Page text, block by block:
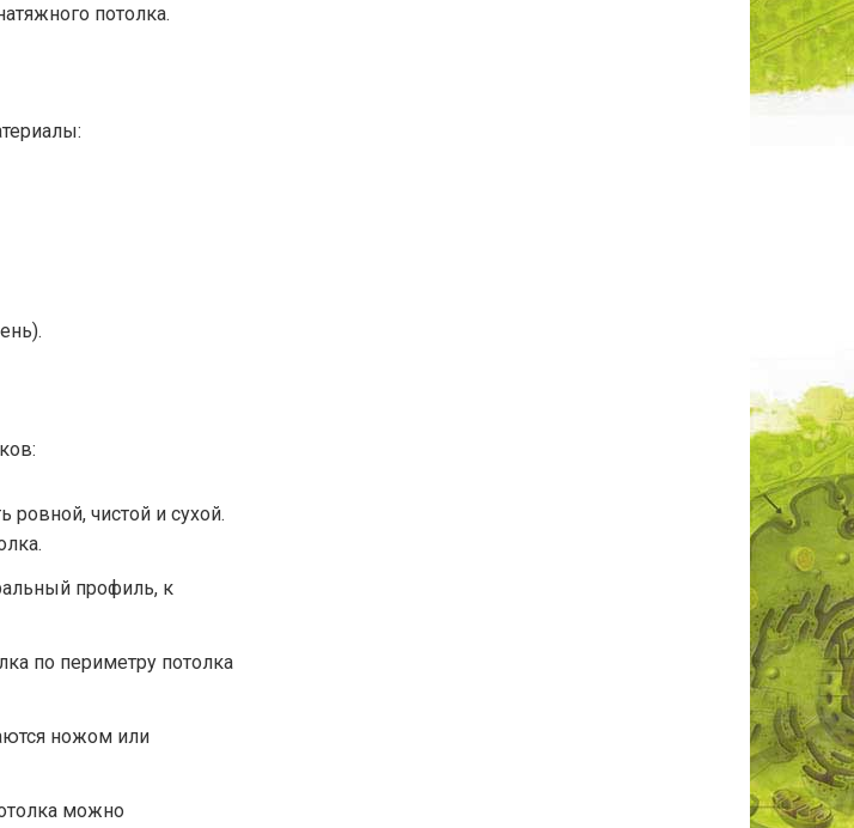
потолка.
ровной, чистой и сухой.
профиль, к
по периметру потолка
ножом или
можно